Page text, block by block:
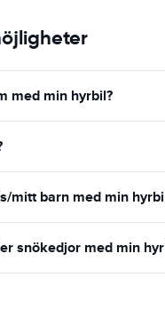
med min hyrbil?
mitt barn med min
snökedjor med min